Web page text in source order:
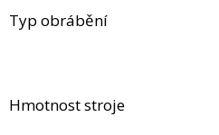
Typ obrábění
Hmotnost stroje